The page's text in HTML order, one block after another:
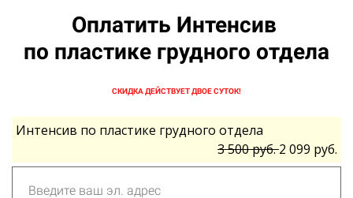
Оплатить Интенсив
по пластике грудного отдела
СКИДКА ДЕЙСТВУЕТ ДВОЕ СУТОК!
Интенсив по пластике грудного отдела
3 500 руб.2 099 руб.